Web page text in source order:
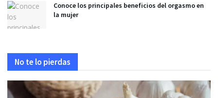
Conoce los principales beneficios del orgasmo en
la mujer
No te lo pierdas